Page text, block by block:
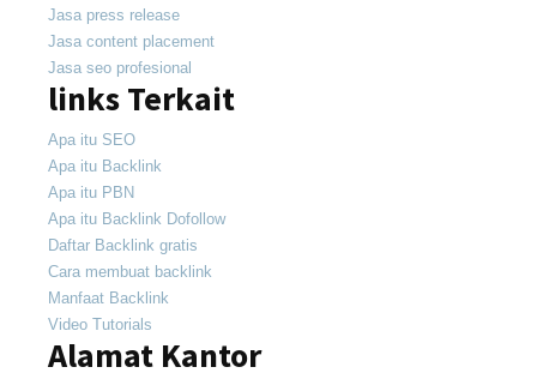
Jasa press release
Jasa content placement
Jasa seo profesional
links Terkait
Apa itu SEO
Apa itu Backlink
Apa itu PBN
Apa itu Backlink Dofollow
Daftar Backlink gratis
Cara membuat backlink
Manfaat Backlink
Video Tutorials
Alamat Kantor